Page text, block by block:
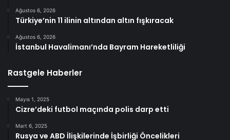
Ağustos 6, 2026
Türkiye’nin 11 ilinin altından altın fışkıracak
Ağustos 6, 2026
İstanbul Havalimanı’nda Bayram Hareketliliği
Rastgele Haberler
Mayıs 1, 2025
Cizre’deki futbol maçında polis darp etti
Mart 6, 2025
Rusya ve ABD İlişkilerinde İşbirliği Öncelikleri